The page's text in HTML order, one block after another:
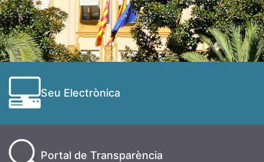
Seu Electrònica
Portal de Transparència